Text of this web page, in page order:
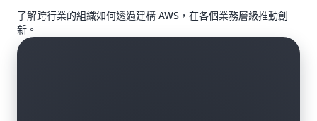
了解跨行業的組織如何透過建構 AWS，在各個業務層級推動創
新。